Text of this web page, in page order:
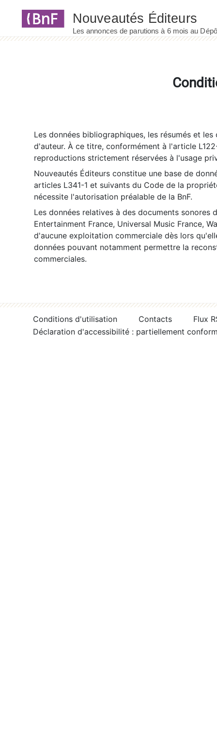
Les données bibliographiques, les résumés et
d'auteur. À ce titre, conformément à l'article
reproductions strictement réservées à l'usage
Nouveautés Éditeurs constitue une base de
articles L341-1 et suivants du Code de la
nécessite l'autorisation préalable de la BnF.
Les données relatives à des documents sonores
Entertainment France, Universal Music France,
d'aucune exploitation commerciale dès lors
données pouvant notamment permettre la
commerciales.
Conditions d'utilisation Contacts
Flux
Déclaration d'accessibilité : partiellement